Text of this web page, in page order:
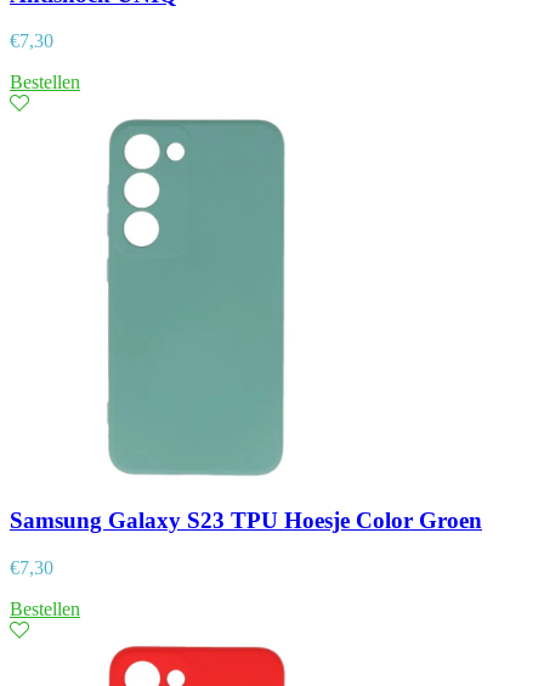
€7,30
Bestellen
Samsung Galaxy S23 TPU Hoesje Color Groen
€7,30
Bestellen